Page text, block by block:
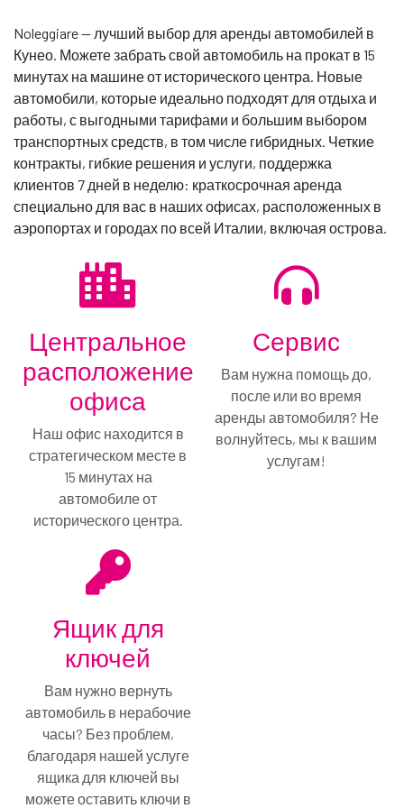
Переходите на Gold!
Только € / в день
Вы выбрали минимальный план покрытия:
полностью устраните свою ответственность за
ущерб с помощью Gold Protection. Этот план
также распространяется на шины и стекла.
Меня не интересует, продолжай
Добавить план GOLD и продолжить
контактируй
Noleggiare — лучший выбор для аренды автомобилей в
Кунео. Можете забрать свой автомобиль на прокат в 15
минутах на машине от исторического центра. Новые
автомобили, которые идеально подходят для отдыха и
работы, с выгодными тарифами и большим выбором
транспортных средств, в том числе гибридных. Четкие
контракты, гибкие решения и услуги, поддержка
клиентов 7 дней в неделю: краткосрочная аренда
специально для вас в наших офисах, расположенных в
аэропортах и городах по всей Италии, включая острова.
Центральное
расположение
офиса
Наш офис находится в
стратегическом месте в
15 минутах на
автомобиле от
исторического центра.
Сервис
Вам нужна помощь до,
после или во время
аренды автомобиля? Не
волнуйтесь, мы к вашим
услугам!
Ящик для
ключей
Вам нужно вернуть
автомобиль в нерабочие
часы? Без проблем,
благодаря нашей услуге
ящика для ключей вы
можете оставить ключи в